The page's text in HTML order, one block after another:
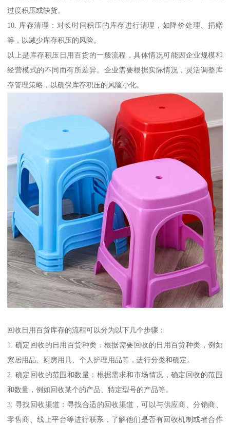
过度积压或缺货。
10. 库存清理：对长时间积压的库存进行清理，如降价处理、捐赠
等，以减少库存积压的风险。
以上是库存积压日用百货的一般流程，具体情况可能因企业规模和
经营模式的不同而有所差异。企业需要根据实际情况，灵活调整库
存管理策略，以确保库存积压的风险小化。
回收日用百货库存的流程可以分为以下几个步骤：
1. 确定回收的日用百货种类：根据需要回收的日用百货种类，例如
家居用品、厨房用具、个人护理用品等，进行分类和确定。
2. 确定回收的范围和数量：根据需求和市场情况，确定回收的范围
和数量，例如回收某个的产品、特定型号的产品等。
3. 寻找回收渠道：寻找合适的回收渠道，可以与供应商、分销商、
零售商、线上平台等进行联系，了解他们是否有回收机制或者合作